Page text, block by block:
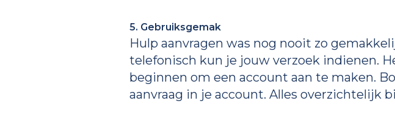
5. Gebruiksgemak
Hulp aanvragen was nog nooit zo
telefonisch kun je jouw verzoek indienen.
beginnen om een account aan te maken.
aanvraag in je account. Alles overzichtelijk